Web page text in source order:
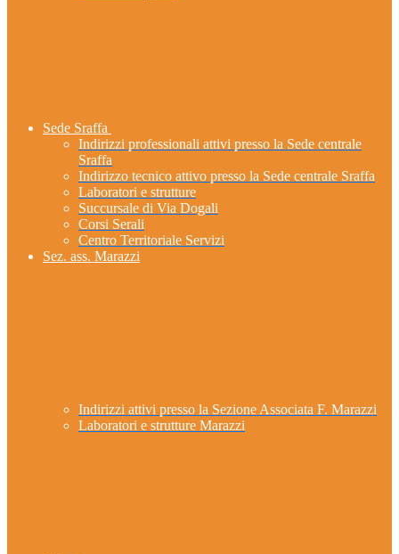
Sede Sraffa
Indirizzi professionali attivi presso la Sede centrale
Sraffa
Indirizzo tecnico attivo presso la Sede centrale Sraffa
Laboratori e strutture
Succursale di Via Dogali
Corsi Serali
Centro Territoriale Servizi
Sez. ass. Marazzi
Indirizzi attivi presso la Sezione Associata F. Marazzi
Laboratori e strutture Marazzi